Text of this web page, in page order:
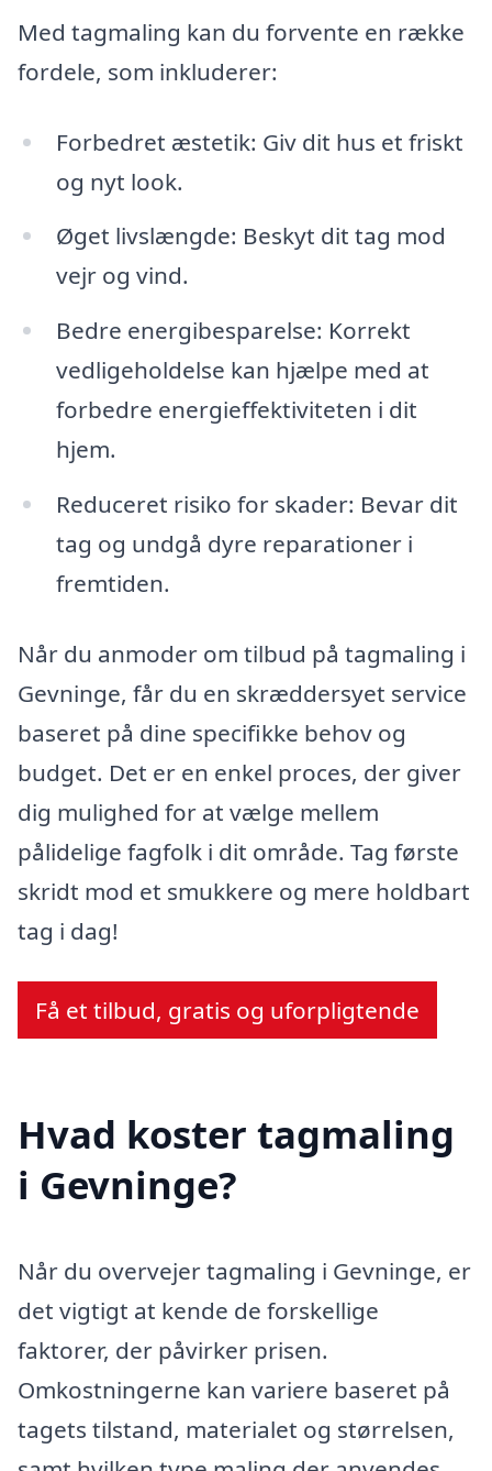
Med tagmaling kan du forvente en række
fordele, som inkluderer:
Forbedret æstetik: Giv dit hus et friskt
og nyt look.
Øget livslængde: Beskyt dit tag mod
vejr og vind.
Bedre energibesparelse: Korrekt
vedligeholdelse kan hjælpe med at
forbedre energieffektiviteten i dit
hjem.
Reduceret risiko for skader: Bevar dit
tag og undgå dyre reparationer i
fremtiden.
Når du anmoder om tilbud på tagmaling i
Gevninge, får du en skræddersyet service
baseret på dine specifikke behov og
budget. Det er en enkel proces, der giver
dig mulighed for at vælge mellem
pålidelige fagfolk i dit område. Tag første
skridt mod et smukkere og mere holdbart
tag i dag!
Få et tilbud, gratis og uforpligtende
Hvad koster tagmaling
i Gevninge?
Når du overvejer tagmaling i Gevninge, er
det vigtigt at kende de forskellige
faktorer, der påvirker prisen.
Omkostningerne kan variere baseret på
tagets tilstand, materialet og størrelsen,